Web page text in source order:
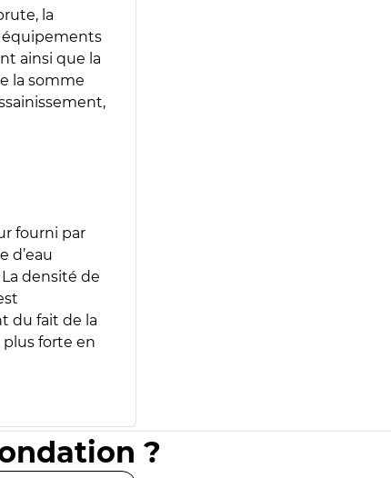
la
équipements
ainsi que la
la somme
fourni par
d’eau
densité de
du fait de la
forte en
?